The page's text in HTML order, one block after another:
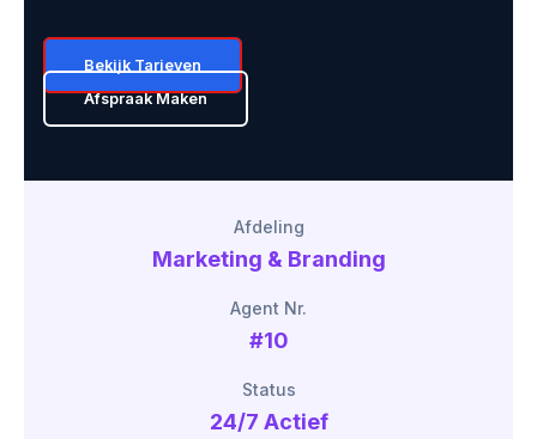
Bekijk Tarieven
Afspraak Maken
Afdeling
Marketing & Branding
Agent Nr.
#10
Status
24/7 Actief